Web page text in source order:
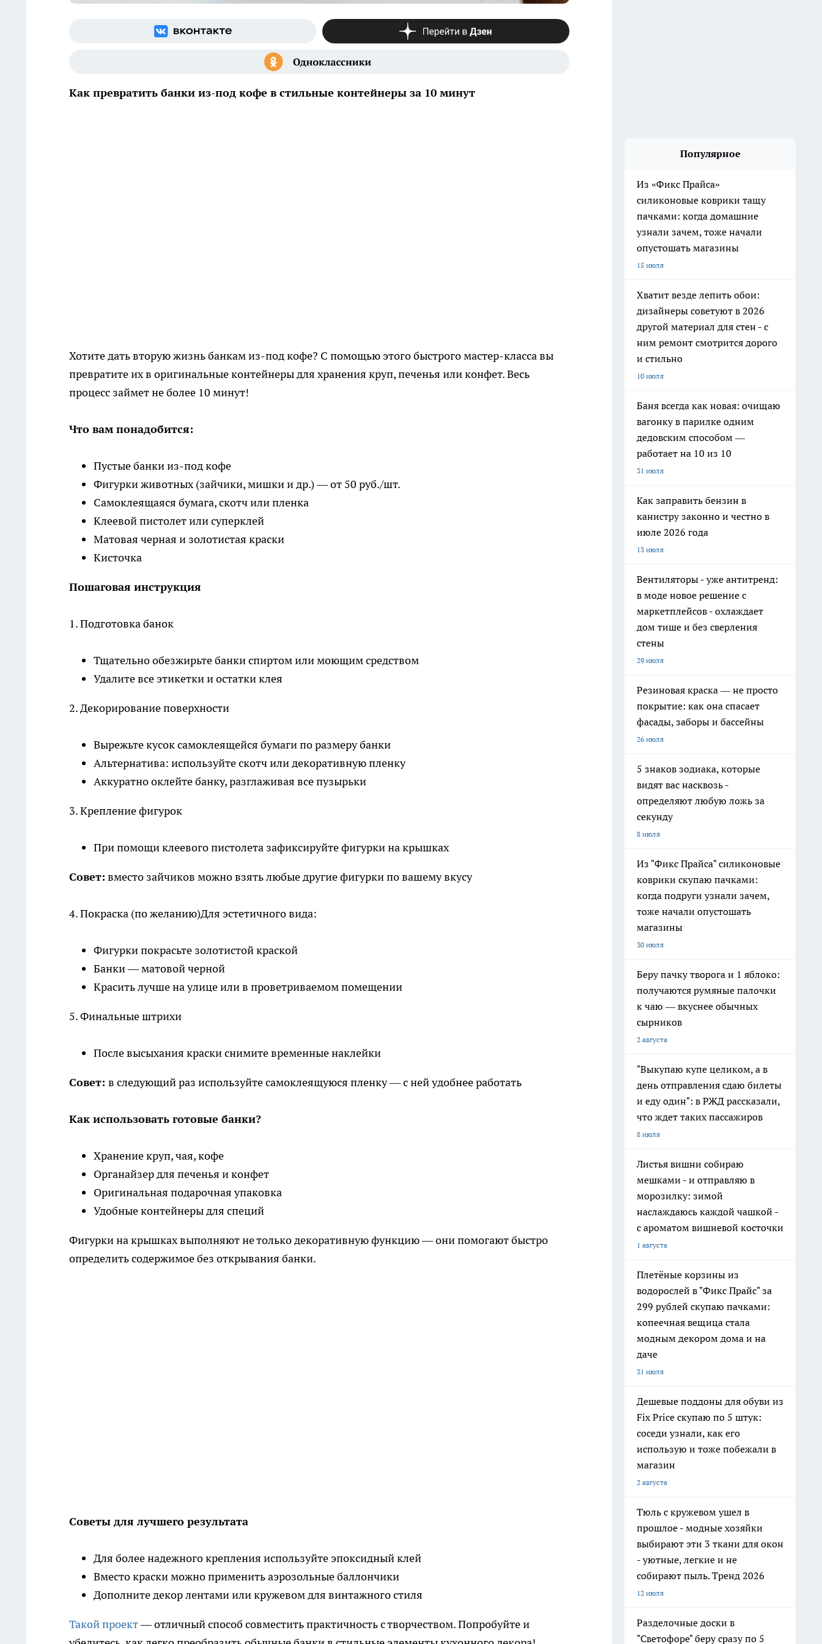
Как превратить банки из-под кофе в стильные контейнеры за 10 минут
Хотите дать вторую жизнь банкам из-под кофе? С помощью этого быстрого мастер-класса вы
превратите их в оригинальные контейнеры для хранения круп, печенья или конфет. Весь
процесс займет не более 10 минут!
Что вам понадобится:
Пустые банки из-под кофе
Фигурки животных (зайчики, мишки и др.) — от 50 руб./шт.
Самоклеящаяся бумага, скотч или пленка
Клеевой пистолет или суперклей
Матовая черная и золотистая краски
Кисточка
Пошаговая инструкция
1. Подготовка банок
Тщательно обезжирьте банки спиртом или моющим средством
Удалите все этикетки и остатки клея
2. Декорирование поверхности
Вырежьте кусок самоклеящейся бумаги по размеру банки
Альтернатива: используйте скотч или декоративную пленку
Аккуратно оклейте банку, разглаживая все пузырьки
3. Крепление фигурок
При помощи клеевого пистолета зафиксируйте фигурки на крышках
Совет: вместо зайчиков можно взять любые другие фигурки по вашему вкусу
4. Покраска (по желанию)Для эстетичного вида:
Фигурки покрасьте золотистой краской
Банки — матовой черной
Красить лучше на улице или в проветриваемом помещении
5. Финальные штрихи
После высыхания краски снимите временные наклейки
Совет: в следующий раз используйте самоклеящуюся пленку — с ней удобнее работать
Как использовать готовые банки?
Хранение круп, чая, кофе
Органайзер для печенья и конфет
Оригинальная подарочная упаковка
Удобные контейнеры для специй
Фигурки на крышках выполняют не только декоративную функцию — они помогают быстро
определить содержимое без открывания банки.
Советы для лучшего результата
Для более надежного крепления используйте эпоксидный клей
Вместо краски можно применить аэрозольные баллончики
Дополните декор лентами или кружевом для винтажного стиля
Такой проект— отличный способ совместить практичность с творчеством. Попробуйте и
Популярное
Из «Фикс Прайса»
силиконовые коврики тащу
пачками: когда домашние
узнали зачем, тоже начали
опустошать магазины
15 июля
Хватит везде лепить обои:
дизайнеры советуют в 2026
другой материал для стен - с
ним ремонт смотрится дорого
и стильно
10 июля
Баня всегда как новая: очищаю
вагонку в парилке одним
дедовским способом —
работает на 10 из 10
31 июля
Как заправить бензин в
канистру законно и честно в
июле 2026 года
13 июля
Вентиляторы - уже антитренд:
в моде новое решение с
маркетплейсов - охлаждает
дом тише и без сверления
стены
29 июля
Резиновая краска — не просто
покрытие: как она спасает
фасады, заборы и бассейны
26 июля
5 знаков зодиака, которые
видят вас насквозь -
определяют любую ложь за
секунду
8 июля
Из "Фикс Прайса" силиконовые
коврики скупаю пачками:
когда подруги узнали зачем,
тоже начали опустошать
магазины
30 июля
Беру пачку творога и 1 яблоко:
получаются румяные палочки
к чаю — вкуснее обычных
сырников
2 августа
"Выкупаю купе целиком, а в
день отправления сдаю билеты
и еду один": в РЖД рассказали,
что ждет таких пассажиров
8 июля
Листья вишни собираю
мешками - и отправляю в
морозилку: зимой
наслаждаюсь каждой чашкой -
с ароматом вишневой косточки
1 августа
Плетёные корзины из
водорослей в "Фикс Прайс" за
299 рублей скупаю пачками:
копеечная вещица стала
модным декором дома и на
даче
31 июля
Дешевые поддоны для обуви из
Fix Price скупаю по 5 штук:
соседи узнали, как его
использую и тоже побежали в
магазин
2 августа
Тюль с кружевом ушел в
прошлое - модные хозяйки
выбирают эти 3 ткани для окон
- уютные, легкие и не
собирают пыль. Тренд 2026
12 июля
Разделочные доски в
"Светофоре" беру сразу по 5